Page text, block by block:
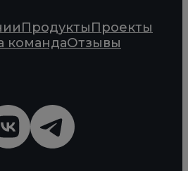
ПродуктыПроекты
командаОтзывы